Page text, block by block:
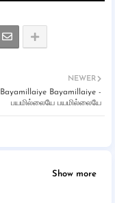
NEWER
Bayamillaiye Bayamillaiye -
பயமில்லையே பயமில்லையே
Show more